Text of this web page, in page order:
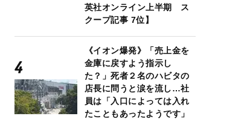
英社オンライン上半期 ス
クープ記事 7位】
《イオン爆発》「売上金を
金庫に戻すよう指示し
た？」死者２名のハビタの
店長に問うと涙を流し…社
員は「入口によっては入れ
たこともあったようです」